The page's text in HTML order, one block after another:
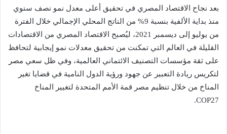
بعد نجاح الاقتصاد المصري في تحقيق أعلى معدل نمو نصف سنوي
منذ بداية الألفية بنسبة 9% من الناتج المحلي الإجمالي خلال الفترة
من يوليو إلى ديسمبر 2021، ليُصبح الاقتصاد المصري من الاقتصادات
القليلة في العالم التي تمكنت من تحقيق معدلات نمو إيجابية لتحافظ
على ثقة مؤسسات التصنيف الائتماني العالمية، وفي ظل سعي مصر
لتكريس ريادة التعبير عن جهود ورؤية الدول النامية في قضايا تغير
المناخ من خلال تنظيم مصر قمة الأمم المتحدة لتغيير المناخ
COP27.